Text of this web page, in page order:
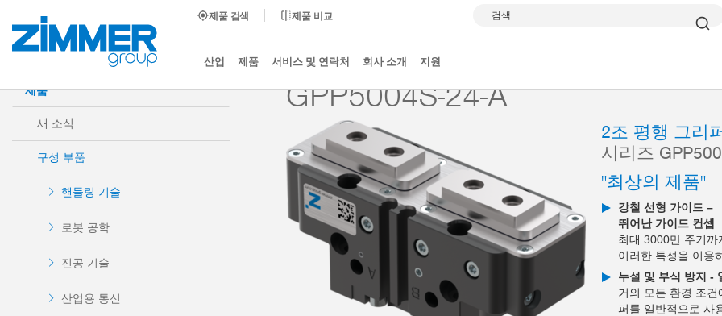
제품 검색 제품 비교 검색
산업 제품 서비스 및 연락처 회사 소개 지원
시작 제품 구성 부품 핸들링 기술 2-조 평행 그리퍼 시리즈 GPP5000 GPP5004S-24-A
제품
새 소식
구성 부품
핸들링 기술
로봇 공학
진공 기술
산업용 통신
GPP5004S-24-A
2조 평행 그리
시리즈
"최상의 제품"
강철 선형 가이드 –
뛰어난 가이드 컨셉
최대 3000만 주기까
이러한 특성을 이용
누설 및 부식 방지 -
거의 모든 환경 조
퍼를 일반적으로 사